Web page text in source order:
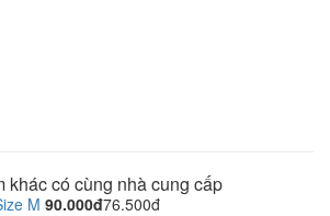
khác có cùng nhà cung cấp
M 90.000đ76.500đ